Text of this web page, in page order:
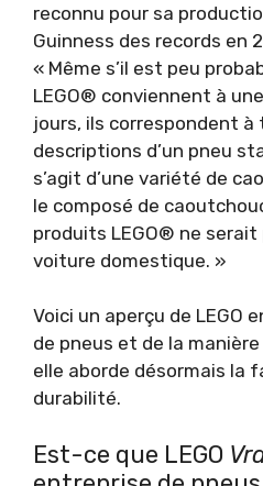
reconnu pour sa
Guinness des records en
« Même s’il est peu
LEGO® conviennent à
jours, ils correspondent à
descriptions d’un pneu
s’agit d’une variété de
le composé de
produits LEGO® ne serait
voiture domestique. »
Voici un aperçu de LEGO
de pneus et de la
elle aborde désormais la
durabilité.
Est-ce que LEGO